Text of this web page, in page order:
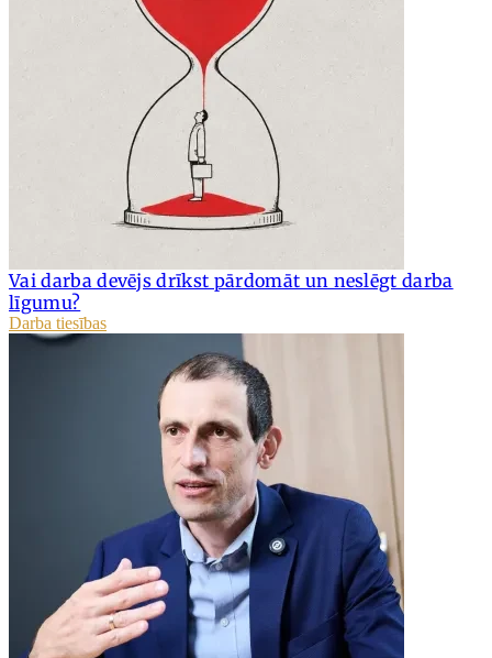
Vai darba devējs drīkst pārdomāt un neslēgt darba
līgumu?
Darba tiesības